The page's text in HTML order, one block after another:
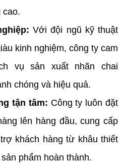
cao.
Với đội ngũ kỹ thuật
kinh nghiệm, công ty cam
vụ sản xuất nhãn chai
chóng và hiệu quả.
tận tâm: Công ty luôn đặt
lên hàng đầu, cung cấp
khách hàng từ khâu thiết
phẩm hoàn thành.